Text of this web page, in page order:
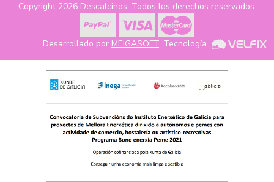
Copyright 2026 Descalcinos. Todos los derechos reservados.
Desarrollado por MEIGASOFT. Tecnología